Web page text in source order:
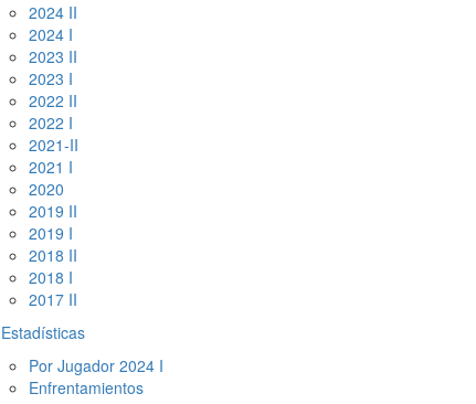
2024 II
2024 I
2023 II
2023 I
2022 II
2022 I
2021-II
2021 I
2020
2019 II
2019 I
2018 II
2018 I
2017 II
Estadísticas
Por Jugador 2024 I
Enfrentamientos